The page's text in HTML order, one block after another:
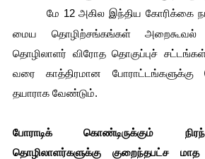
மே 12 அகில இந்திய கோரிக்கை
மைய தொழிற்சங்கங்கள் அறைகூவல்
தொழிலாளர் விரோத தொகுப்புச் சட்டங்கள்
வரை காத்திரமான போராட்டங்களுக்கு
தயாராக வேண்டும்.
போராடிக் கொண்டிருக்கும்
தொழிலாளர்களுக்கு குறைந்தபட்ச